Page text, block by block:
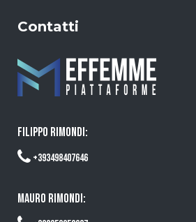
Contatti
FILIPPO RIMONDI:
+393498407646
MAURO RIMONDI: